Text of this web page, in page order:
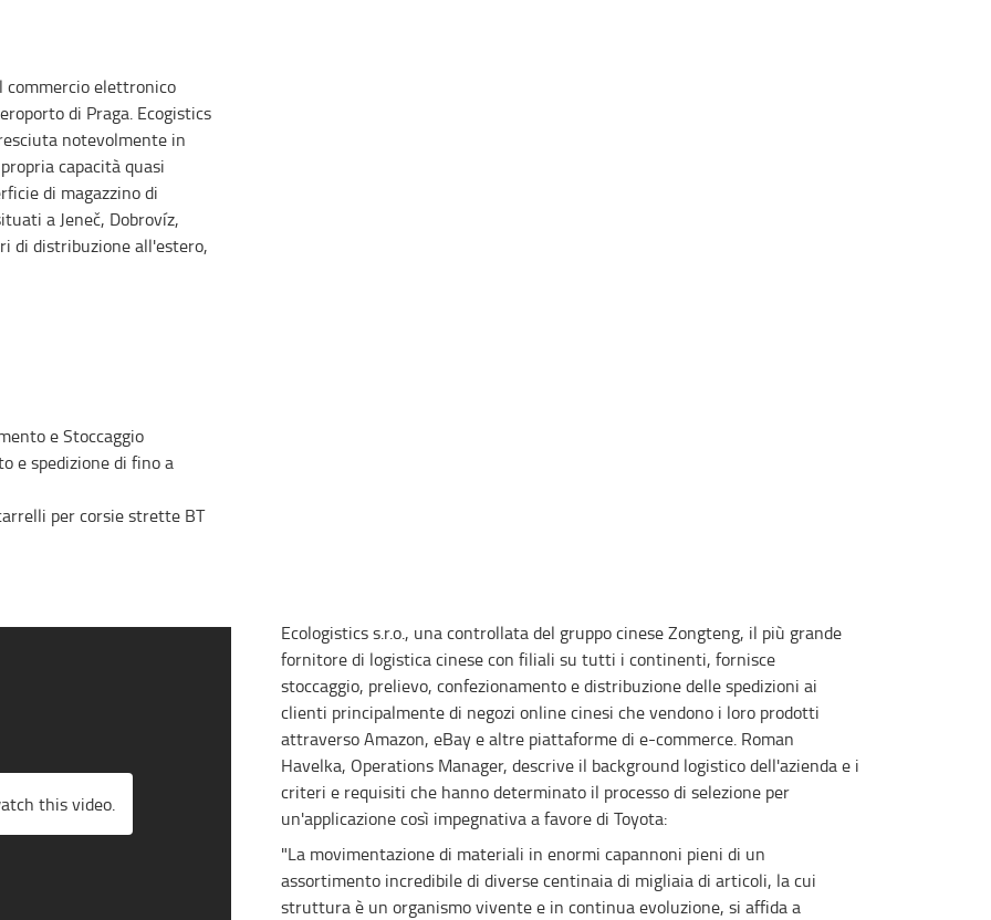
commercio elettronico
di Praga. Ecogistics
notevolmente in
capacità quasi
di magazzino di
a Jeneč, Dobrovíz,
di distribuzione all'estero,
e Stoccaggio
e spedizione di fino a
per corsie strette BT
this video.
Ecologistics s.r.o., una controllata del gruppo cinese Zongteng, il più grande
fornitore di logistica cinese con filiali su tutti i continenti, fornisce
stoccaggio, prelievo, confezionamento e distribuzione delle spedizioni ai
clienti principalmente di negozi online cinesi che vendono i loro prodotti
attraverso Amazon, eBay e altre piattaforme di e-commerce. Roman
Havelka, Operations Manager, descrive il background logistico dell'azienda e i
criteri e requisiti che hanno determinato il processo di selezione per
un'applicazione così impegnativa a favore di Toyota:
"La movimentazione di materiali in enormi capannoni pieni di un
assortimento incredibile di diverse centinaia di migliaia di articoli, la cui
struttura è un organismo vivente e in continua evoluzione, si affida a